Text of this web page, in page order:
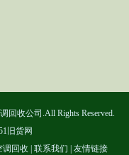
回收公司.All Rights Reserved.
旧货网
调回收 联系我们 友情链接